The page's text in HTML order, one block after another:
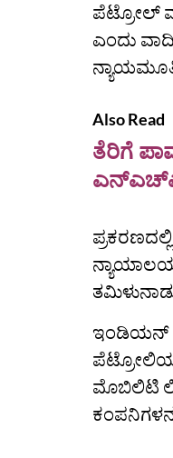
ಪೆಟ್ರೋಲ್
ಎಂದು
Also Read
ತೆರಿಗೆ
ಇಂಡಿಯನ್
ಮೊಬಿಲಿಟಿ